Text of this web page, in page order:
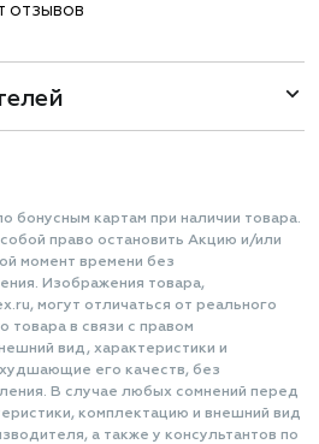
отзывов
бонусным картам при наличии товара.
право остановить Акцию и/или
момент времени без
Изображения товара,
могут отличаться от реального
товара в связи с правом
вид, характеристики и
его качеств, без
В случае любых сомнений перед
комплектацию и внешний вид
а также у консультантов по